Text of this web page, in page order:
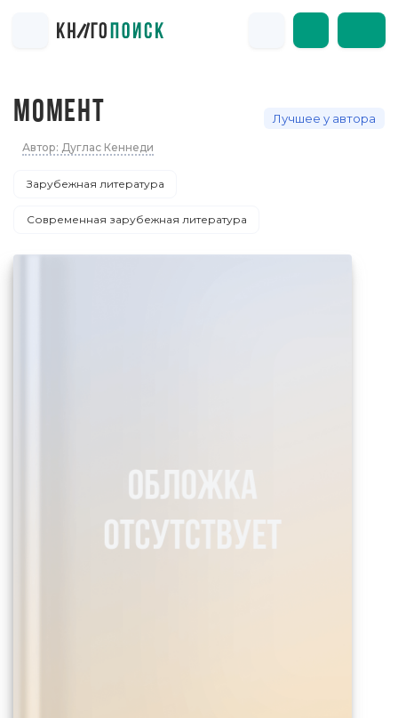
МОМЕНТ Лучшее у автора
Автор: Дуглас Кеннеди
Зарубежная литература
Современная зарубежная литература